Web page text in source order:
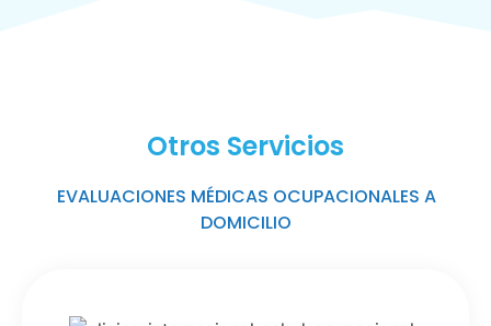
Otros Servicios
EVALUACIONES MÉDICAS OCUPACIONALES A
DOMICILIO